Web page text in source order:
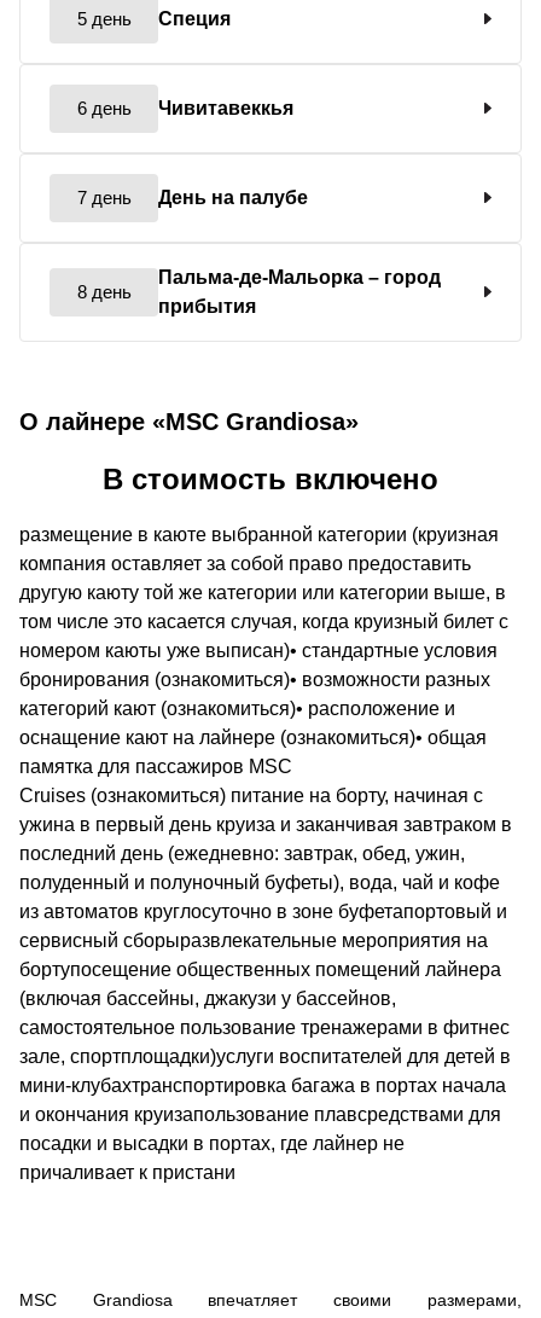
5 день Специя
6 день Чивитавеккья
7 день День на палубе
8 день
Пальма-де-Мальорка – город
прибытия
О лайнере «MSC Grandiosa»
MSC Grandiosa впечатляет своими размерами,
В стоимость включено
размещение в каюте выбранной категории (круизная
компания оставляет за собой право предоставить
другую каюту той же категории или категории выше, в
том числе это касается случая, когда круизный билет с
номером каюты уже выписан)• стандартные условия
бронирования (ознакомиться)• возможности разных
категорий кают (ознакомиться)• расположение и
оснащение кают на лайнере (ознакомиться)• общая
памятка для пассажиров MSC
Cruises (ознакомиться) питание на борту, начиная с
ужина в первый день круиза и заканчивая завтраком в
последний день (ежедневно: завтрак, обед, ужин,
полуденный и полуночный буфеты), вода, чай и кофе
из автоматов круглосуточно в зоне буфетапортовый и
сервисный сборыразвлекательные мероприятия на
бортупосещение общественных помещений лайнера
(включая бассейны, джакузи у бассейнов,
самостоятельное пользование тренажерами в фитнес
зале, спортплощадки)услуги воспитателей для детей в
мини-клубахтранспортировка багажа в портах начала
и окончания круизапользование плавсредствами для
посадки и высадки в портах, где лайнер не
причаливает к пристани